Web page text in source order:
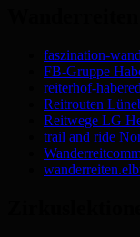
faszination-
FB-Gruppe
reiterhof-
Reitrouten
Reitwege LG
trail and ride